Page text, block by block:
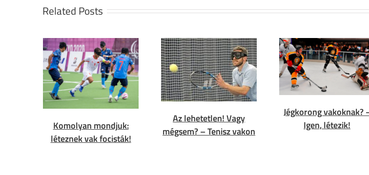
Related Posts
Komolyan mondjuk:
léteznek vak focisták!
Az lehetetlen! Vagy
mégsem? – Tenisz vakon
Jégkorong vakoknak?
Igen, létezik!